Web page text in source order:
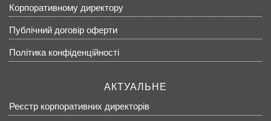
Корпоративному директору
Публічний договір оферти
Політика конфіденційності
АКТУАЛЬНЕ
Реєстр корпоративних директорів